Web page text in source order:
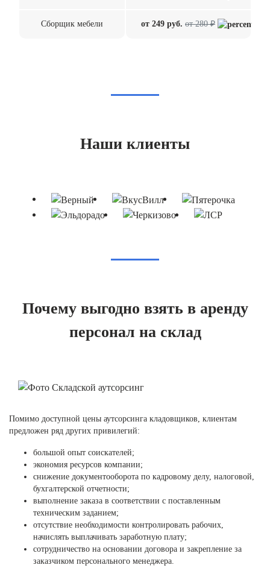
Сборщик мебели от 249 руб. от 280 ₽
Наши клиенты
Почему выгодно взять в аренду
персонал на склад
Помимо доступной цены аутсорсинга кладовщиков, клиентам
предложен ряд других привилегий:
большой опыт соискателей;
экономия ресурсов компании;
снижение документооборота по кадровому делу, налоговой,
бухгалтерской отчетности;
выполнение заказа в соответствии с поставленным
техническим заданием;
отсутствие необходимости контролировать рабочих,
начислять выплачивать заработную плату;
сотрудничество на основании договора и закрепление за
заказчиком персонального менеджера.